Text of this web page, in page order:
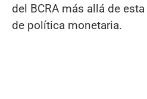
del BCRA más allá de
de política monetaria.